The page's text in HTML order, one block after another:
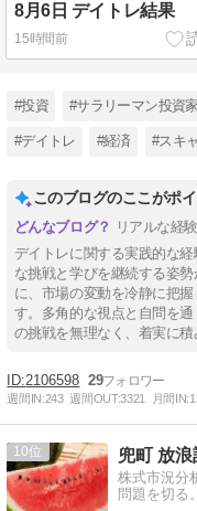
8月6日 デイトレ結果
15時間前
#投資 #サラリーマン投資家
#デイトレ #経済 #スキ
このブログのここがポ
リアルな経
デイトレに関する実践的な
な挑戦と学びを継続する姿
に、市場の変動を冷静に把
す。多角的な視点と自問を
の挑戦を無理なく、着実に積
2106598 29
週間IN:243 週間OUT:3321 月間IN:
10
株式市況分
問題を切る